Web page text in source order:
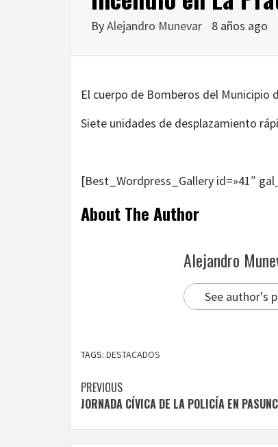
ByAlejandro Munevar 8 años ago
El cuerpo de Bomberos del Municipio
Siete unidades de desplazamiento
[Best_Wordpress_Gallery id=»41″
About The Author
Alejandro
See author's
TAGS: DESTACADOS
Continue
Reading
PREVIOUS
JORNADA CÍVICA DE LA POLICÍA EN